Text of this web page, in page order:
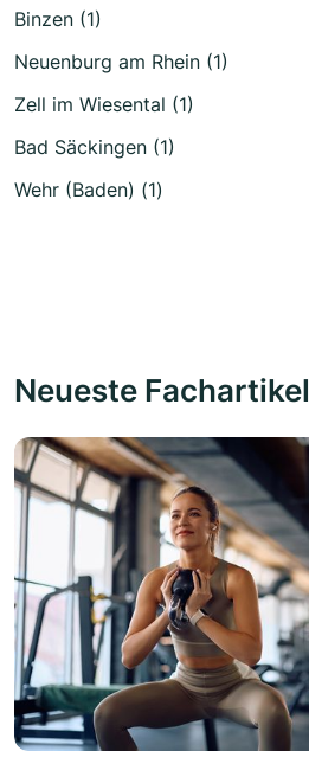
Binzen (1)
Neuenburg am Rhein (1)
Zell im Wiesental (1)
Bad Säckingen (1)
Wehr (Baden) (1)
Neueste Fachartikel